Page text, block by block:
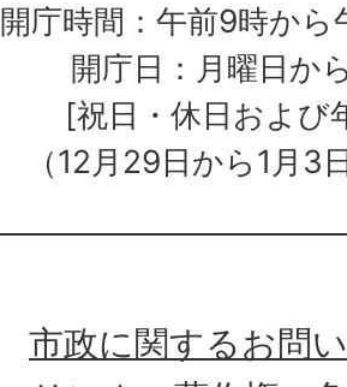
開庁時間：午前9時か
開庁日：月曜日か
[祝日・休日および
（12月29日から1月3
市政に関するお問